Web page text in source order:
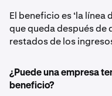
El beneficio es ‘la
que queda después de
restados de los
¿Puede una empresa
beneficio?